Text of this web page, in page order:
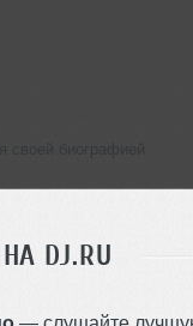
DJ.RU
— слушайте